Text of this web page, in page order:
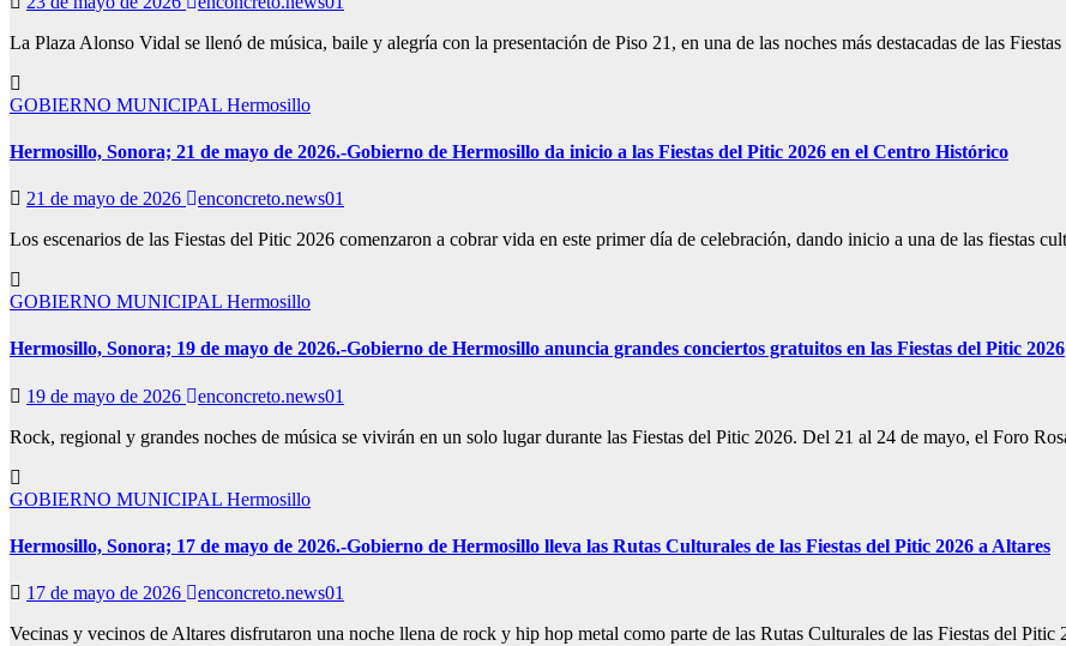
La Plaza Alonso Vidal se llenó de música, baile y alegría con la presentación de Piso 21, en una de las noches más destacadas de las
GOBIERNO MUNICIPAL Hermosillo
Hermosillo, Sonora; 21 de mayo de 2026.-Gobierno de Hermosillo da inicio a las Fiestas del Pitic 2026 en el Centro Histórico
21 de mayo de 2026
enconcreto.news01
Los escenarios de las Fiestas del Pitic 2026 comenzaron a cobrar vida en este primer día de celebración, dando inicio a una de las fiestas
GOBIERNO MUNICIPAL Hermosillo
Hermosillo, Sonora; 19 de mayo de 2026.-Gobierno de Hermosillo anuncia grandes conciertos gratuitos en las Fiestas del Pitic 2026
19 de mayo de 2026
enconcreto.news01
Rock, regional y grandes noches de música se vivirán en un solo lugar durante las Fiestas del Pitic 2026. Del 21 al 24 de mayo, el Foro
GOBIERNO MUNICIPAL Hermosillo
Hermosillo, Sonora; 17 de mayo de 2026.-Gobierno de Hermosillo lleva las Rutas Culturales de las Fiestas del Pitic 2026 a Altares
17 de mayo de 2026
enconcreto.news01
Vecinas y vecinos de Altares disfrutaron una noche llena de rock y hip hop metal como parte de las Rutas Culturales de las Fiestas del